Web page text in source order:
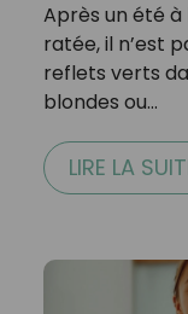
Après un été
ratée, il n’est
reflets verts
blondes ou…
LIRE LA